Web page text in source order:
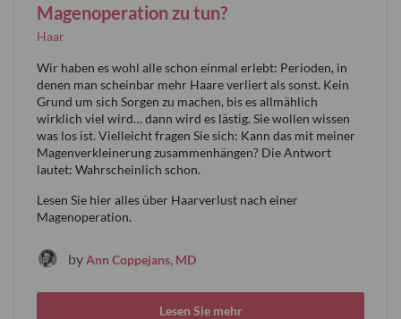
Magenoperation zu tun?
Haar
Wir haben es wohl alle schon einmal erlebt: Perioden, in
denen man scheinbar mehr Haare verliert als sonst. Kein
Grund um sich Sorgen zu machen, bis es allmählich
wirklich viel wird… dann wird es lästig. Sie wollen wissen
was los ist. Vielleicht fragen Sie sich: Kann das mit meiner
Magenverkleinerung zusammenhängen? Die Antwort
lautet: Wahrscheinlich schon.
Lesen Sie hier alles über Haarverlust nach einer
Magenoperation.
byAnn Coppejans, MD
Lesen Sie mehr